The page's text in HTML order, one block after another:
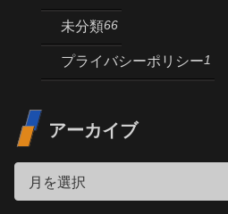
未分類66
プライバシーポリシー1
アーカイブ